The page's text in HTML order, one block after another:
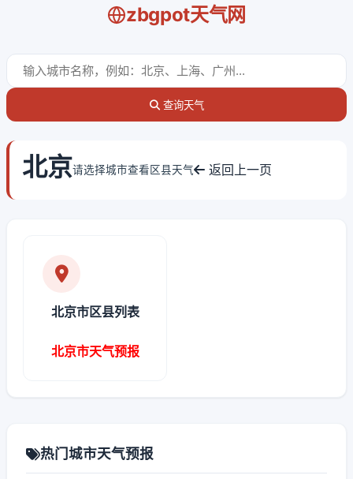
zbgpot天气网
查询天气
北京请选择城市查看区县天气 返回上一页
北京市区县列表
北京市天气预报
热门城市天气预报